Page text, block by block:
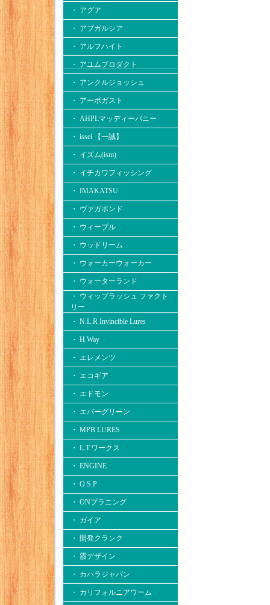
・ アグア
・ アブガルシア
・ アルフハイト
・ アユムプロダクト
・ アンクルジョッシュ
・ アーボガスト
・ AHPLマッディーバニー
・ issei 【一誠】
・ イズム(ism)
・ イチカワフィッシング
・ IMAKATSU
・ ヴァガボンド
・ ウィーブル
・ ウッドリーム
・ ウォーカーウォーカー
・ ウォーターランド
・ ウィップラッシュ ファクト
リー
・ N.L.R Invincible Lures
・ H.Way
・ エレメンツ
・ エコギア
・ エドモン
・ エバーグリーン
・ MPB LURES
・ L.T.ワークス
・ ENGINE
・ O.S.P
・ ONプラニング
・ ガイア
・ 開発クランク
・ 霞デザイン
・ カハラジャパン
・ カリフォルニアワーム